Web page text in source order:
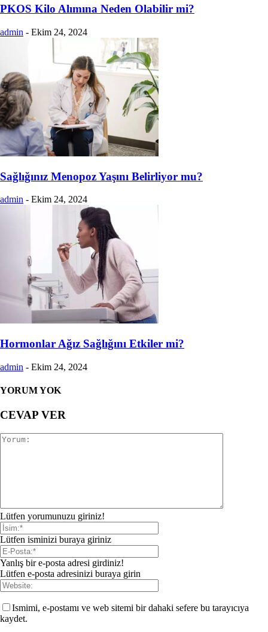
PKOS Kilo Alımına Neden Olabilir mi?
admin - Ekim 24, 2024
Sağlığınız Menopoz Yaşını Belirliyor mu?
admin - Ekim 24, 2024
Hormonlar Ağız Sağlığını Etkiler mi?
admin - Ekim 24, 2024
YORUM YOK
CEVAP VER
Lütfen yorumunuzu giriniz!
Lütfen isminizi buraya giriniz
Yanlış bir e-posta adresi girdiniz!
Lütfen e-posta adresinizi buraya girin
Ismimi, e-postamı ve web sitemi bir dahaki sefere bu tarayıcıya
kaydet.